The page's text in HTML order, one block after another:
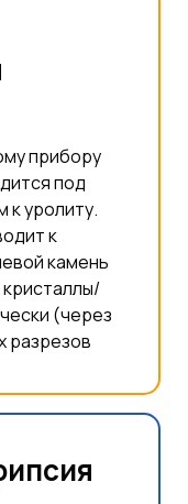
прибору
под
к уролиту.
к
камень
(через
разрезов